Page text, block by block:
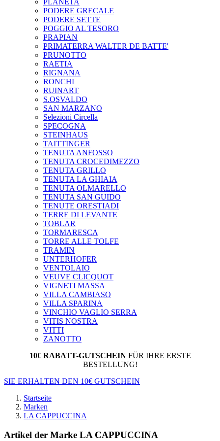
PLANETA
PODERE GRECALE
PODERE SETTE
POGGIO AL TESORO
PRAPIAN
PRIMATERRA WALTER DE BATTE'
PRUNOTTO
RAETIA
RIGNANA
RONCHI
RUINART
S.OSVALDO
SAN MARZANO
Selezioni Circella
SPECOGNA
STEINHAUS
TAITTINGER
TENUTA ANFOSSO
TENUTA CROCEDIMEZZO
TENUTA GRILLO
TENUTA LA GHIAIA
TENUTA OLMARELLO
TENUTA SAN GUIDO
TENUTE ORESTIADI
TERRE DI LEVANTE
TOBLAR
TORMARESCA
TORRE ALLE TOLFE
TRAMIN
UNTERHOFER
VENTOLAIO
VEUVE CLICQUOT
VIGNETI MASSA
VILLA CAMBIASO
VILLA SPARINA
VINCHIO VAGLIO SERRA
VITIS NOSTRA
VITTI
ZANOTTO
10€ RABATT-GUTSCHEIN FÜR IHRE ERSTE
BESTELLUNG!
SIE ERHALTEN DEN 10€ GUTSCHEIN
Startseite
Marken
LA CAPPUCCINA
Artikel der Marke LA CAPPUCCINA